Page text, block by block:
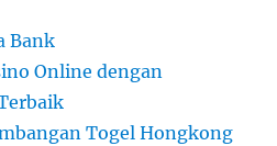
Bank
Online dengan
Togel Hongkong